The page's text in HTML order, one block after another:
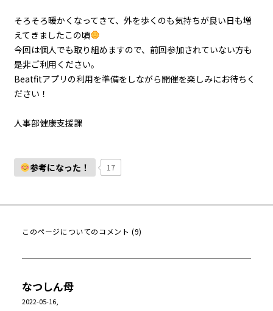
そろそろ暖かくなってきて、外を歩くのも気持ちが良い日も増
えてきましたこの頃
今回は個人でも取り組めますので、前回参加されていない方も
是非ご利用ください。
Beatfitアプリの利用を準備をしながら開催を楽しみにお待ちく
ださい！
人事部健康支援課
参考になった！ 17
このページについてのコメント (9)
なつしん母
2022-05-16,